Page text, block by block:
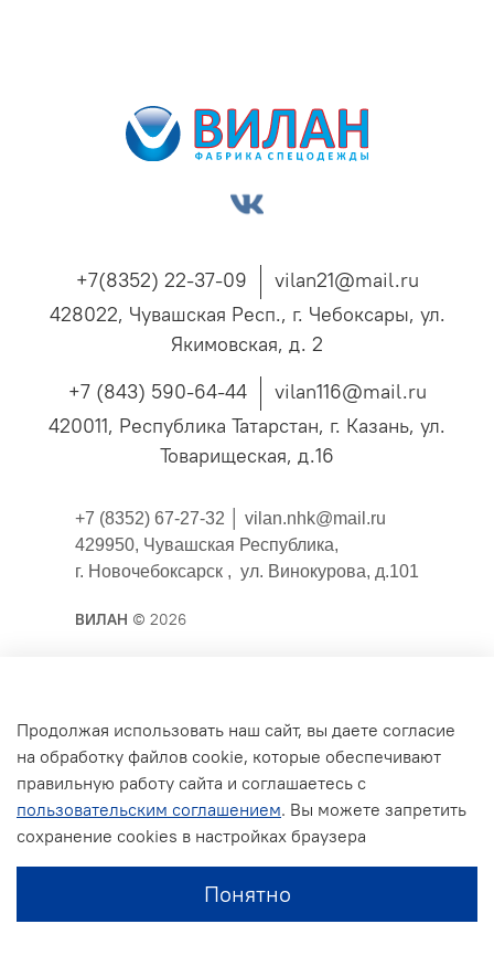
+7(8352) 22-37-09
vilan21@mail.ru
428022, Чувашская Респ., г. Чебоксары, ул.
Якимовская, д. 2
+7 (843) 590-64-44
vilan116@mail.ru
420011, Республика Татарстан, г. Казань, ул.
Товарищеская, д.16
+7 (8352) 67-27-32 │ vilan.nhk@mail.ru
429950, Чувашская Республика,
г. Новочебоксарск , ул. Винокурова, д.101
ВИЛАН © 2026
Публичная оферта
Согласие на обработку персональных данных для
сайта
Политика конфиденциальности
Условия обмена и возврата
Продолжая использовать наш сайт, вы даете согласие
на обработку файлов cookie, которые обеспечивают
правильную работу сайта и соглашаетесь с
пользовательским соглашением. Вы можете запретить
сохранение cookies в настройках браузера
Понятно